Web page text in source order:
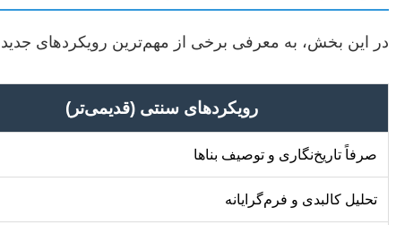
در این بخش، به معرفی برخی از مهم‌ترین رویکردهای جدید
رویکردهای سنتی (قدیمی‌تر)
صرفاً تاریخ‌نگاری و توصیف بناها
تحلیل کالبدی و فرم‌گرایانه